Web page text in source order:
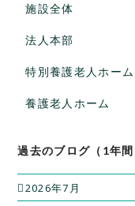
施設全体
法人本部
特別養護老人ホーム
養護老人ホーム
過去のブログ（1年間
2026年7月